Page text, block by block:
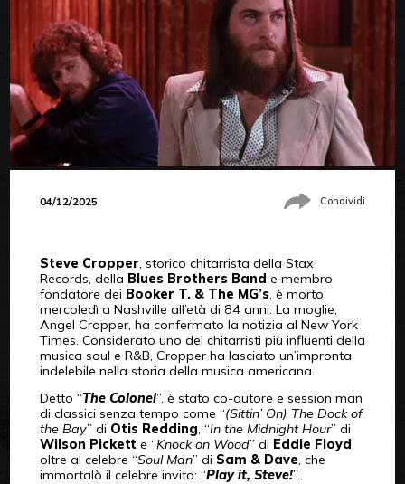
04/12/2025 Condividi
Steve Cropper, storico chitarrista della Stax
Records, della Blues Brothers Band e membro
fondatore dei Booker T. & The MG’s, è morto
mercoledì a Nashville all’età di 84 anni. La moglie,
Angel Cropper, ha confermato la notizia al New York
Times. Considerato uno dei chitarristi più influenti della
musica soul e R&B, Cropper ha lasciato un’impronta
indelebile nella storia della musica americana.
Detto “The Colonel”, è stato co-autore e session man
di classici senza tempo come “(Sittin’ On) The Dock of
the Bay” di Otis Redding, “In the Midnight Hour” di
Wilson Pickett e “Knock on Wood” di Eddie Floyd,
oltre al celebre “Soul Man” di Sam & Dave, che
immortalò il celebre invito: “Play it, Steve!”.